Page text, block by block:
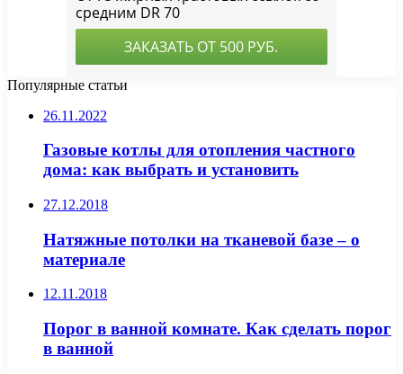
Популярные статьи
26.11.2022
Газовые котлы для отопления частного
дома: как выбрать и установить
27.12.2018
Натяжные потолки на тканевой базе – о
материале
12.11.2018
Порог в ванной комнате. Как сделать порог
в ванной